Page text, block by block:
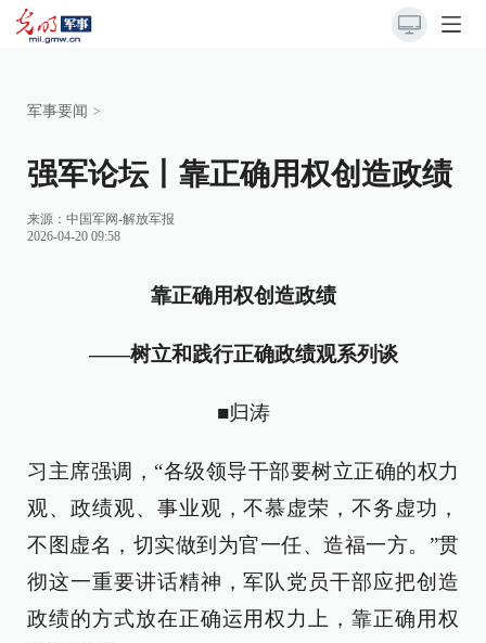
军事要闻 >
强军论坛丨靠正确用权创造政绩
来源： 中国军网-解放军报
2026-04-20 09:58
靠正确用权创造政绩
——树立和践行正确政绩观系列谈
■归涛
习主席强调，“各级领导干部要树立正确的权力
观、政绩观、事业观，不慕虚荣，不务虚功，
不图虚名，切实做到为官一任、造福一方。”贯
彻这一重要讲话精神，军队党员干部应把创造
政绩的方式放在正确运用权力上，靠正确用权